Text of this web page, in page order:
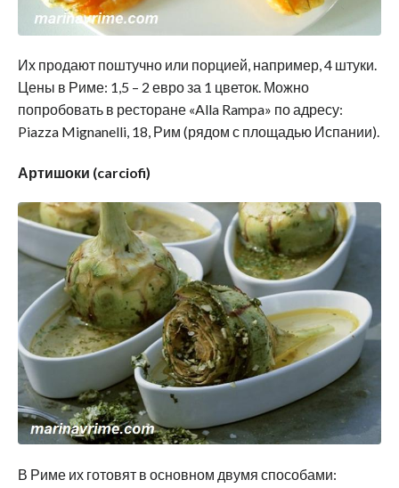
Их продают поштучно или порцией, например, 4 штуки.
Цены в Риме: 1,5 – 2 евро за 1 цветок. Можно
попробовать в ресторане «Alla Rampa» по адресу:
Piazza Mignanelli, 18, Рим ‎(рядом с площадью Испании).
Артишоки (carciofi)
В Риме их готовят в основном двумя способами: